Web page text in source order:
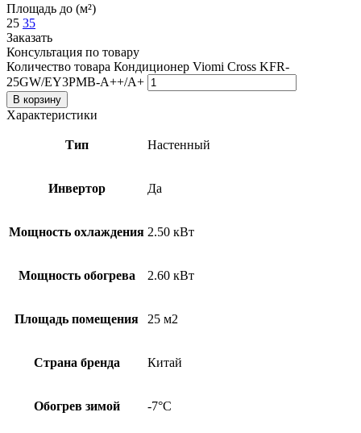
Площадь до (м²)
25 35
Заказать
Консультация по товару
Количество товара Кондиционер Viomi Cross KFR-
25GW/EY3PMB-A++/A+
В корзину
Характеристики
Тип Настенный
Инвертор Да
Мощность охлаждения 2.50 кВт
Мощность обогрева 2.60 кВт
Площадь помещения 25 м2
Страна бренда Китай
Обогрев зимой -7°С